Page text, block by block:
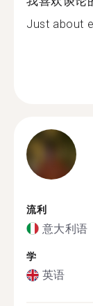
Just about
流利
意大利语
学
英语